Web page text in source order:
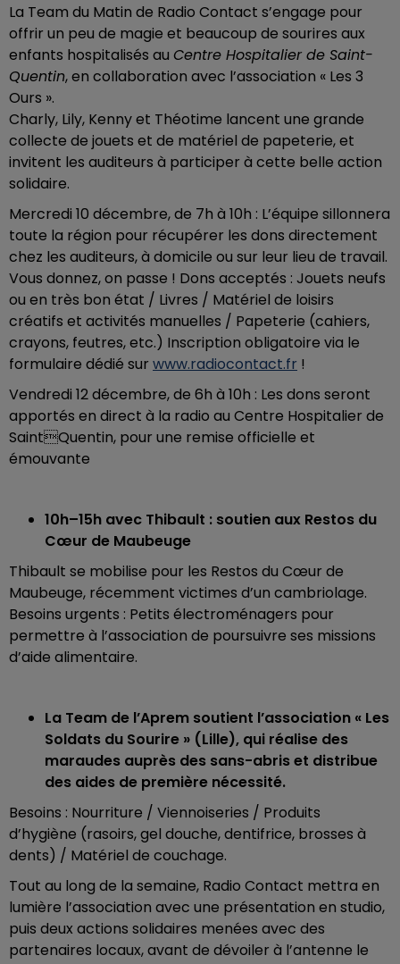
La Team du Matin de Radio Contact s’engage pour
offrir un peu de magie et beaucoup de sourires aux
enfants hospitalisés au Centre Hospitalier de Saint-
Quentin, en collaboration avec l’association « Les 3
Ours ».
Charly, Lily, Kenny et Théotime lancent une grande
collecte de jouets et de matériel de papeterie, et
invitent les auditeurs à participer à cette belle action
solidaire.
Mercredi 10 décembre, de 7h à 10h : L’équipe sillonnera
toute la région pour récupérer les dons directement
chez les auditeurs, à domicile ou sur leur lieu de travail.
Vous donnez, on passe ! Dons acceptés : Jouets neufs
ou en très bon état / Livres / Matériel de loisirs
créatifs et activités manuelles / Papeterie (cahiers,
crayons, feutres, etc.) Inscription obligatoire via le
formulaire dédié sur www.radiocontact.fr !
Vendredi 12 décembre, de 6h à 10h : Les dons seront
apportés en direct à la radio au Centre Hospitalier de
SaintQuentin, pour une remise officielle et
émouvante
10h–15h avec Thibault : soutien aux Restos du
Cœur de Maubeuge
Thibault se mobilise pour les Restos du Cœur de
Maubeuge, récemment victimes d’un cambriolage.
Besoins urgents : Petits électroménagers pour
permettre à l’association de poursuivre ses missions
d’aide alimentaire.
La Team de l’Aprem soutient l’association « Les
Soldats du Sourire » (Lille), qui réalise des
maraudes auprès des sans-abris et distribue
des aides de première nécessité.
Besoins : Nourriture / Viennoiseries / Produits
d’hygiène (rasoirs, gel douche, dentifrice, brosses à
dents) / Matériel de couchage.
Tout au long de la semaine, Radio Contact mettra en
lumière l’association avec une présentation en studio,
puis deux actions solidaires menées avec des
partenaires locaux, avant de dévoiler à l’antenne le